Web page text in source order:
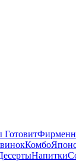
Комбо
Напитки